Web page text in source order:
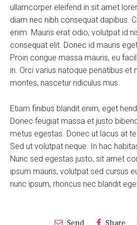
ullamcorper eleifend in sit amet
diam nec nibh consequat dapibus.
enim. Mauris erat odio, volutpat id
consequat elit. Donec id mauris
Proin congue massa mauris, eu
in. Orci varius natoque penatibus et
montes, nascetur ridiculus mus.
Etiam finibus blandit enim, eget
Donec feugiat massa et justo
metus egestas. Donec ut lacus at
Sed ut volutpat neque. In hac
Nunc sed egestas justo, sit amet
ipsum mauris, volutpat sed cursus
nunc ipsum, rhoncus nec blandit
Send Share